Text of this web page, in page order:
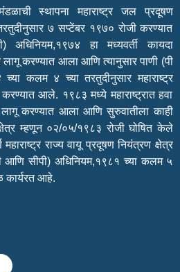
स्थापना महाराष्ट्र जल प्रदूषण
७ सप्टेंबर १९७० रोजी करण्यात
हा मध्यवर्ती कायदा
लागू करण्यात आला आणि त्यानुसार पाणी (पी
कलम ४ च्या तरतुदीनुसार महाराष्ट्र
आले. १९८३ मध्ये महाराष्ट्रात हवा
करण्यात आला आणि सुरुवातीला काही
म्हणून ०२/०५/१९८३ रोजी घोषित केले
राज्य वायू प्रदूषण नियंत्रण क्षेत्र
आणि सीपी) अधिनियम,१९८१ च्या कलम ५
कार्यरत आहे.